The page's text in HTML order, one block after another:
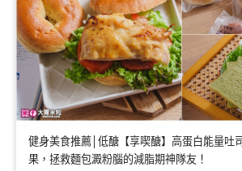
健身美食推薦│低醣【享喫醣】高蛋白能量吐
果，拯救麵包澱粉腦的減脂期神隊友！